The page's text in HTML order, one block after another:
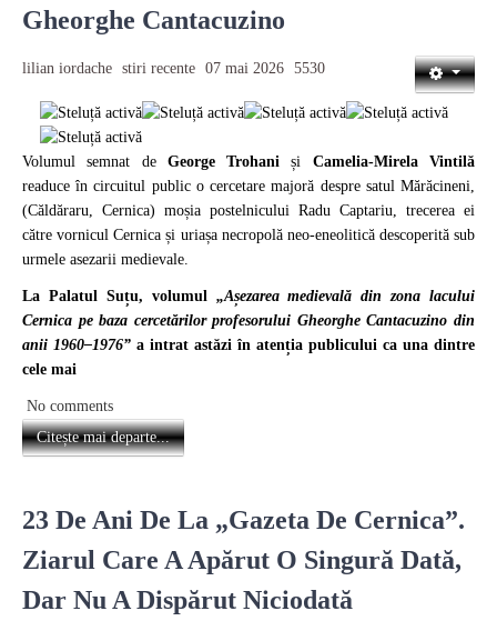
Gheorghe Cantacuzino
lilian iordache stiri recente 07 mai 2026 5530
Volumul semnat deGeorge Trohani și Camelia-Mirela Vintilă
readuce în circuitul public o cercetare majoră despre satul Mărăcineni,
(Căldăraru, Cernica) moșia postelnicului Radu Captariu, trecerea ei
către vornicul Cernica și uriașa necropolă neo-eneolitică descoperită sub
urmele asezarii medievale.
La Palatul Suțu, volumul „Așezarea medievală din zona lacului
Cernica pe baza cercetărilor profesorului Gheorghe Cantacuzino din
anii 1960–1976” a intrat astăzi în atenția publicului ca una dintre
cele mai
No comments
Citește mai departe...
23 De Ani De La „Gazeta De Cernica”.
Ziarul Care A Apărut O Singură Dată,
Dar Nu A Dispărut Niciodată